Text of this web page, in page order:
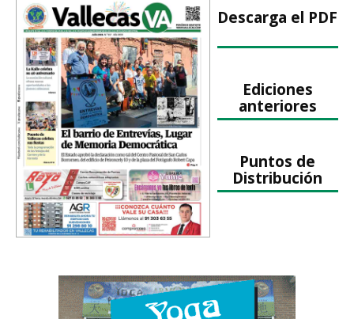
Descarga el PDF
Ediciones
anteriores
Puntos de
Distribución